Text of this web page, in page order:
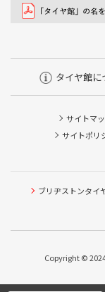
タイヤ館に
サイトマ
サイトポリ
ブリヂストンタイ
Copyright ©
タイヤ点検・
ピット作業の
本日のタイヤ